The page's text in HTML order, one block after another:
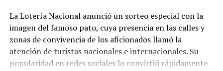
La Lotería Nacional anunció un sorteo especial con la
imagen del famoso pato, cuya presencia en las calles y
zonas de convivencia de los aficionados llamó la
atención de turistas nacionales e internacionales. Su
popularidad en redes sociales lo convirtió rápidamente